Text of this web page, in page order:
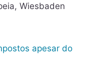
, Wiesbaden
apesar do